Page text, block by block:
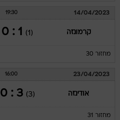
14/04/2023
19:30
קרמונזה (1)
1 : 0
מחזור 30
23/04/2023
16:00
אודינזה (3)
3 : 0
מחזור 31